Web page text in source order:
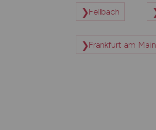
Fellbach
Frankfurt am Main